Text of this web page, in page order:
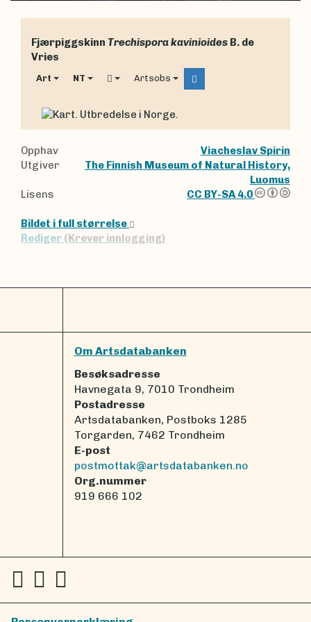
Fjærpiggskinn Trechispora kavinioides B. de
Vries
Art NT Artsobs
Opphav
Viacheslav Spirin
Utgiver
The Finnish Museum of Natural History,
Luomus
Lisens
CC BY-SA 4.0
Bildet i full størrelse
Rediger (Krever innlogging)
Om Artsdatabanken
Besøksadresse
Havnegata 9, 7010 Trondheim
Postadresse
Artsdatabanken, Postboks 1285
Torgarden, 7462 Trondheim
E-post
postmottak@artsdatabanken.no
Org.nummer
919 666 102